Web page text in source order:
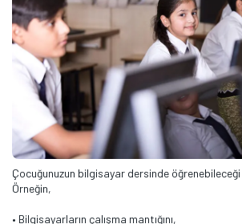
Çocuğunuzun bilgisayar dersinde
Örneğin,
• Bilgisayarların çalışma mantığını,